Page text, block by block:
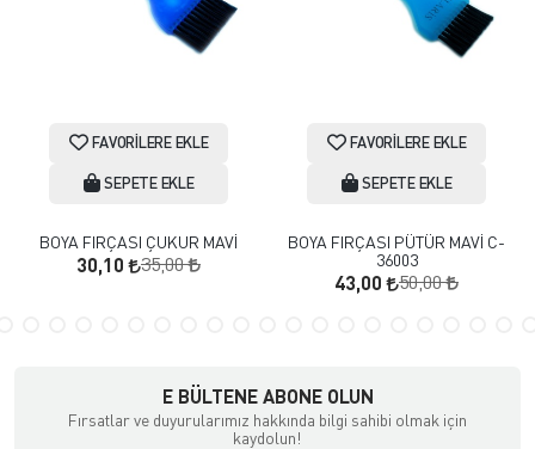
FAVORILERE EKLE
SEPETE EKLE
BOYA FIRÇASI ÇUKUR MAVİ
30,10 35,00
FAVORILERE EKLE
SEPETE EKLE
BOYA FIRÇASI PÜTÜR MAVİ C-
36003
43,00 50,00
E BÜLTENE ABONE OLUN
Fırsatlar ve duyurularımız hakkında bilgi sahibi olmak için
kaydolun!